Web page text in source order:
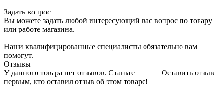
Задать вопрос
Вы можете задать любой интересующий вас вопрос по товару
или работе магазина.
Наши квалифицированные специалисты обязательно вам
помогут.
Отзывы
Оставить отзыв
У данного товара нет отзывов. Станьте
первым, кто оставил отзыв об этом товаре!